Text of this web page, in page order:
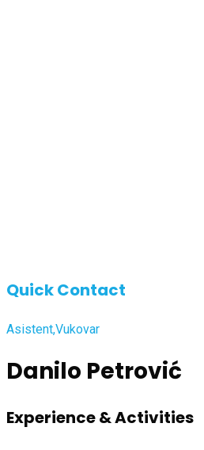
Quick Contact
Asistent,Vukovar
Danilo Petrović
Experience & Activities